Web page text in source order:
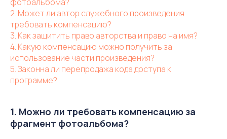
2. Может ли автор служебного произведения
требовать компенсацию?
3. Как защитить право авторства и право на имя?
4. Какую компенсацию можно получить за
использование части произведения?
5. Законна ли перепродажа кода доступа к
программе?
1. Можно ли требовать компенсацию за
фрагмент фотоальбома?